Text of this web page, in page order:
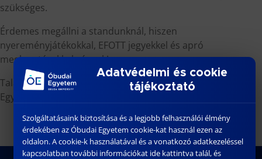
szükséges.
Érdemes megállni a standunknál, hiszen
nyereményjátékokkal, EFOTT jegyekkel és apró
meglepetésekkel várunk!
Találkozzunk az Educatio-n, és szeptemberben az Óbudai
Egyetemen!
Adatvédelmi és cookie
tájékoztató
Szolgáltatásaink biztosítása és a legjobb felhasználói élmény
érdekében az Óbudai Egyetem cookie-kat használ ezen az
oldalon. A cookie-k használatával és a vonatkozó adatkezeléssel
kapcsolatban további információkat ide kattintva talál, és